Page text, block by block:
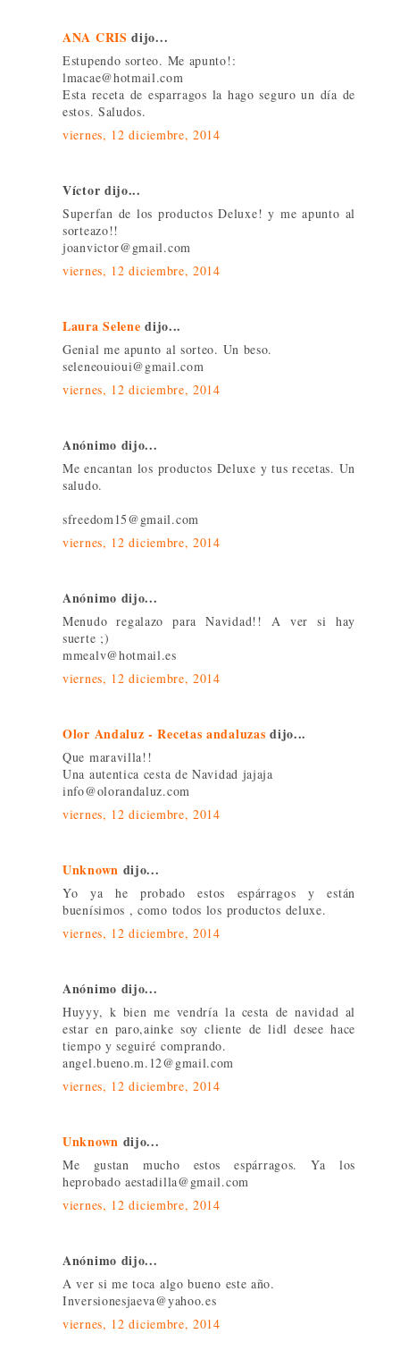
ANA CRIS dijo...
Estupendo sorteo. Me apunto!:
lmacae@hotmail.com
Esta receta de esparragos la hago seguro un día de
estos. Saludos.
viernes, 12 diciembre, 2014
Víctor dijo...
Superfan de los productos Deluxe! y me apunto al
sorteazo!!
joanvictor@gmail.com
viernes, 12 diciembre, 2014
Laura Selene dijo...
Genial me apunto al sorteo. Un beso.
seleneouioui@gmail.com
viernes, 12 diciembre, 2014
Anónimo dijo...
Me encantan los productos Deluxe y tus recetas. Un
saludo.
sfreedom15@gmail.com
viernes, 12 diciembre, 2014
Anónimo dijo...
Menudo regalazo para Navidad!! A ver si hay
suerte ;)
mmealv@hotmail.es
viernes, 12 diciembre, 2014
Olor Andaluz - Recetas andaluzas dijo...
Que maravilla!!
Una autentica cesta de Navidad jajaja
info@olorandaluz.com
viernes, 12 diciembre, 2014
Unknown dijo...
Yo ya he probado estos espárragos y están
buenísimos , como todos los productos deluxe.
viernes, 12 diciembre, 2014
Anónimo dijo...
Huyyy, k bien me vendría la cesta de navidad al
estar en paro,ainke soy cliente de lidl desee hace
tiempo y seguiré comprando.
angel.bueno.m.12@gmail.com
viernes, 12 diciembre, 2014
Unknown dijo...
Me gustan mucho estos espárragos. Ya los
heprobado aestadilla@gmail.com
viernes, 12 diciembre, 2014
Anónimo dijo...
A ver si me toca algo bueno este año.
Inversionesjaeva@yahoo.es
viernes, 12 diciembre, 2014